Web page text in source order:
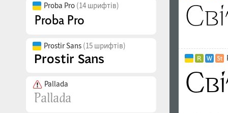
Proba Pro (14 шрифтів)
Prostir Sans (15 шрифтів)
Pallada